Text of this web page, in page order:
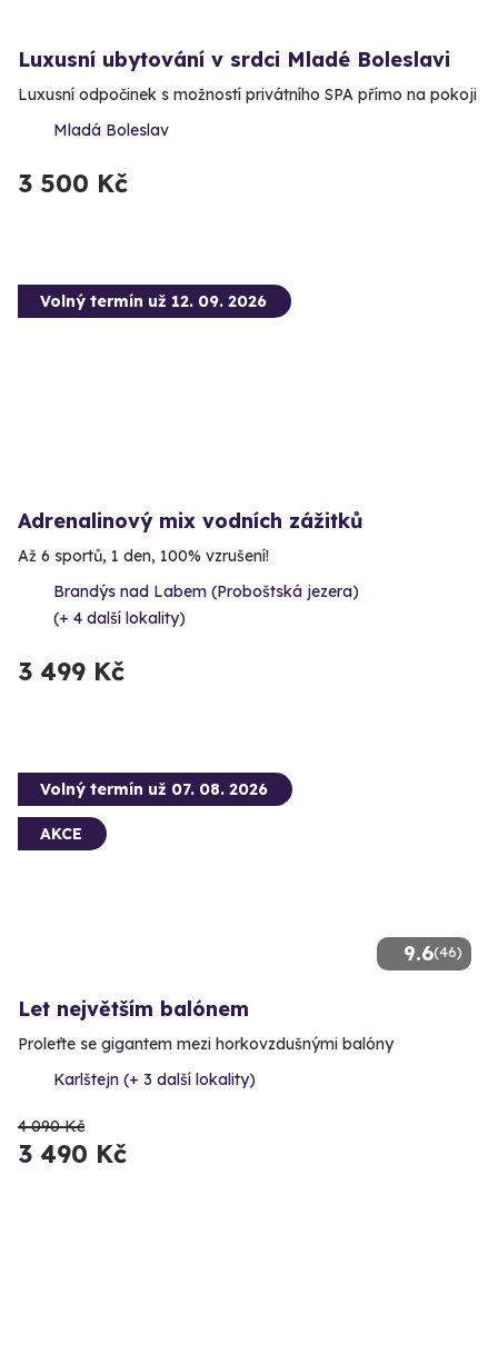
Luxusní ubytování v srdci Mladé Boleslavi
Luxusní odpočinek s možností privátního SPA přímo na pokoji
Mladá Boleslav
3 500 Kč
Volný termín už 12. 09. 2026
Adrenalinový mix vodních zážitků
Až 6 sportů, 1 den, 100% vzrušení!
Brandýs nad Labem (Proboštská jezera)
(+ 4 další lokality)
3 499 Kč
9.6(46)
Volný termín už 07. 08. 2026
AKCE
Let největším balónem
Proleťte se gigantem mezi horkovzdušnými balóny
Karlštejn (+ 3 další lokality)
4 090 Kč
3 490 Kč